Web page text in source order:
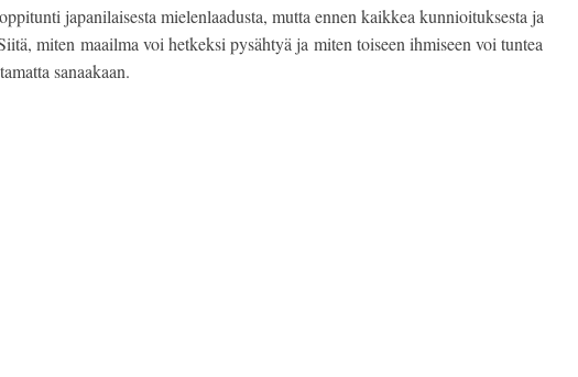
japanilaisesta mielenlaadusta, mutta ennen kaikkea kunnioituksesta ja
miten maailma voi hetkeksi pysähtyä ja miten toiseen ihmiseen voi tuntea
sanaakaan.